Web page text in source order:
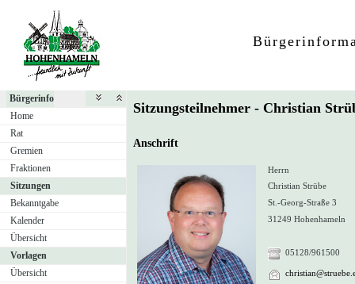
Bürgerinfo
Home
Rat
Gremien
Fraktionen
Sitzungen
Bekanntgabe
Kalender
Übersicht
Vorlagen
Übersicht
Sitzungsteilnehmer - Christian
Anschrift
Herrn
Christian Strübe
St.-Georg-Straße 3
31249 Hohenhameln
05128/961500